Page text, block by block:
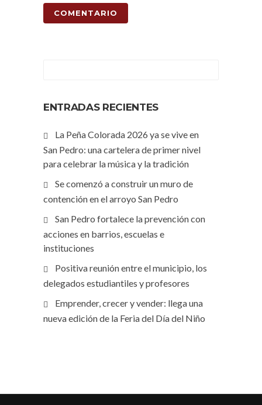
ENTRADAS RECIENTES
La Peña Colorada 2026 ya se vive en
San Pedro: una cartelera de primer nivel
para celebrar la música y la tradición
Se comenzó a construir un muro de
contención en el arroyo San Pedro
San Pedro fortalece la prevención con
acciones en barrios, escuelas e
instituciones
Positiva reunión entre el municipio, los
delegados estudiantiles y profesores
Emprender, crecer y vender: llega una
nueva edición de la Feria del Día del Niño